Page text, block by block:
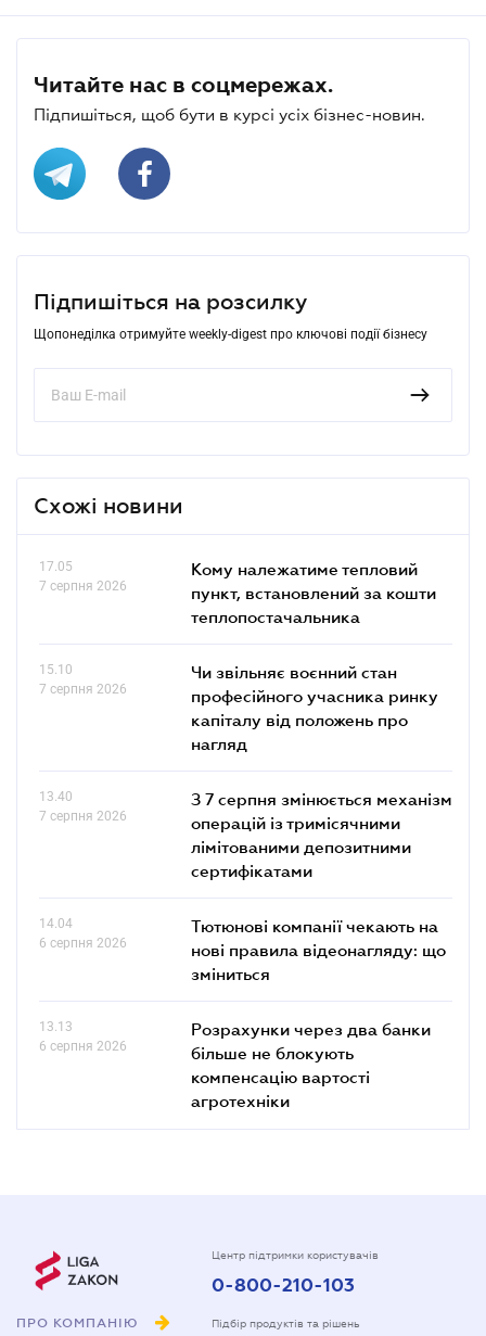
Читайте нас в соцмережах.
Підпишіться, щоб бути в курсі усіх бізнес-новин.
Підпишіться на розсилку
Щопонеділка отримуйте weekly-digest про ключові події бізнесу
Схожі новини
17.05
7 серпня 2026
Кому належатиме тепловий
пункт, встановлений за кошти
теплопостачальника
15.10
7 серпня 2026
Чи звільняє воєнний стан
професійного учасника ринку
капіталу від положень про
нагляд
13.40
7 серпня 2026
З 7 серпня змінюється механізм
операцій із тримісячними
лімітованими депозитними
сертифікатами
14.04
6 серпня 2026
Тютюнові компанії чекають на
нові правила відеонагляду: що
зміниться
13.13
6 серпня 2026
Розрахунки через два банки
більше не блокують
компенсацію вартості
агротехніки
ПРО КОМПАНІЮ
Центр підтримки користувачів
0-800-210-103
Підбір продуктів та рішень